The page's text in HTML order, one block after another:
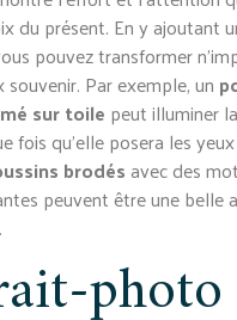
du présent. En y ajoutant
pouvez transformer
souvenir. Par exemple, un
sur toile peut illuminer
fois qu’elle posera les
brodésavec des
peuvent être une belle